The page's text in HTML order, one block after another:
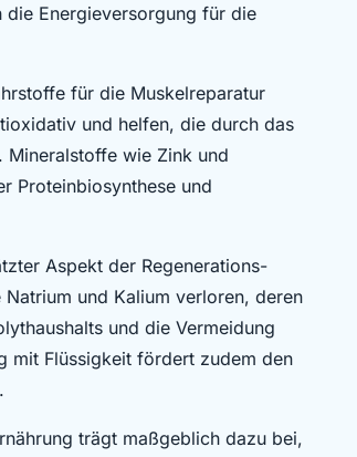
Energieversorgung für die
für die Muskelreparatur
und helfen, die durch das
Mineralstoffe wie Zink und
Proteinbiosynthese und
Aspekt der Regenerations-
und Kalium verloren, deren
und die Vermeidung
mit Flüssigkeit fördert zudem den
trägt maßgeblich dazu bei,